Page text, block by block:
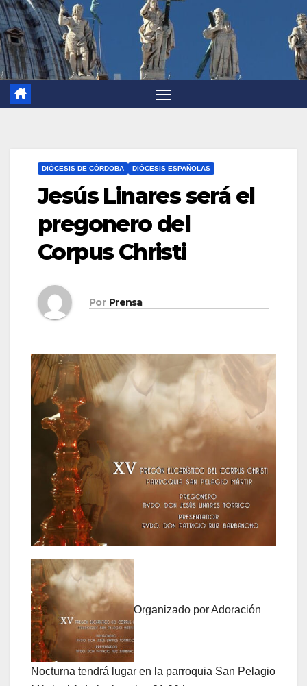
DIÓCESIS DE CÓRDOBA DIÓCESIS ESPAÑOLAS
Jesús Linares será el
pregonero del
Corpus Christi
Por Prensa
Organizado por Adoración
Nocturna tendrá lugar en la parroquia San Pelagio